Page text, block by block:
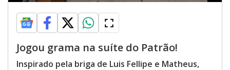
Jogou grama na suíte do Patrão!
Inspirado pela briga de Luis Fellipe e Matheus,